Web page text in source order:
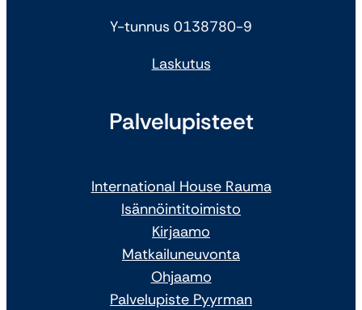
Y-tunnus 0138780-9
Laskutus
Palvelupisteet
International House Rauma
Isännöintitoimisto
Kirjaamo
Matkailuneuvonta
Ohjaamo
Palvelupiste Pyyrman